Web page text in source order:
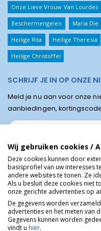
Onze Lieve Vrouw Van Lourdes
Beschermengelen Maria Die
Heilige Rita Heilige Theresia
Heilige Christoffel
SCHRIJF JE IN OP ONZE
Meld je nu aan voor onze
aanbiedingen,
Winkel van Lourdes © Religieuze
Lourdes in Frankrijk.
Wij gebruiken cookies /
Deze cookies kunnen door
basisprofiel van uw interesses
andere websites te tonen. Ze
Als u besluit deze cookies niet
onze gerichte advertenties op
De gegevens worden
advertenties en het meten van
Gegevens kunnen worden
vindt u hier.